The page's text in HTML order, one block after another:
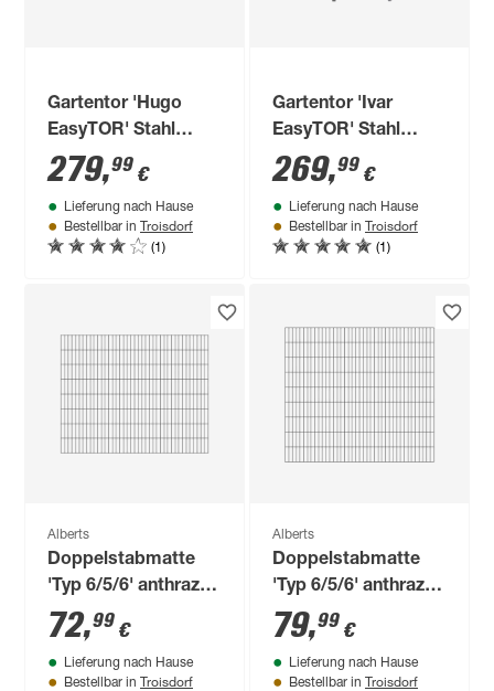
Gartentor 'Hugo
EasyTOR' Stahl
anthrazit 100 x 180
cm
279,99 €
Lieferung nach Hause
Bestellbar in Troisdorf
(1)
Gartentor 'Ivar
EasyTOR' Stahl
anthrazit 100 x 120
cm
269,99 €
Lieferung nach Hause
Bestellbar in Troisdorf
(1)
Alberts
Doppelstabmatte
'Typ 6/5/6' anthrazit
200 x 160 cm
72,99 €
Lieferung nach Hause
Bestellbar in Troisdorf
Alberts
Doppelstabmatte
'Typ 6/5/6' anthrazit
200 x 180 cm
79,99 €
Lieferung nach Hause
Bestellbar in Troisdorf